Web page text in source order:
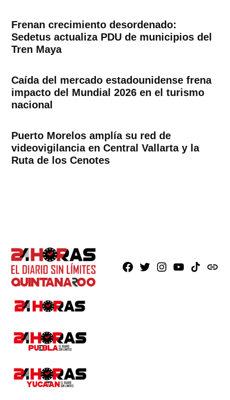
Frenan crecimiento desordenado:
Sedetus actualiza PDU de municipios del
Tren Maya
Caída del mercado estadounidense frena
impacto del Mundial 2026 en el turismo
nacional
Puerto Morelos amplía su red de
videovigilancia en Central Vallarta y la
Ruta de los Cenotes
Facebook
X Instagram
YoutubeTikTokissuu